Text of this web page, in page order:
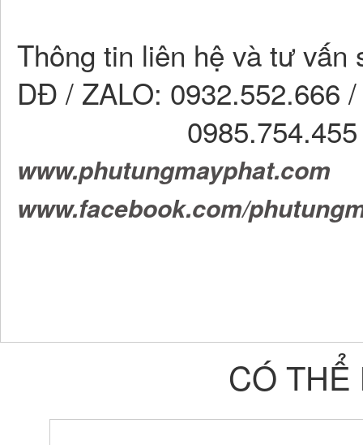
Thông tin liên hệ và tư vấn
DĐ / ZALO: 0932.552.666
0985.754.455
www.phutungmayphat.com
www.facebook.com/
CÓ THỂ